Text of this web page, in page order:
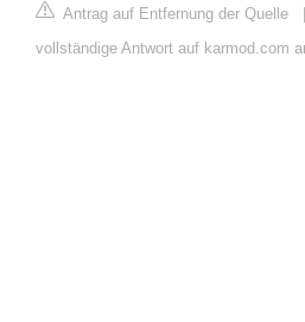
Antrag auf Entfernung der Quelle
vollständige Antwort auf karmod.com